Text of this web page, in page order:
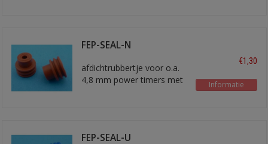
FEP-SEAL-N
afdichtrubbertje voor o.a.
4,8 mm power timers met
€1,30
Informatie
FEP-SEAL-U